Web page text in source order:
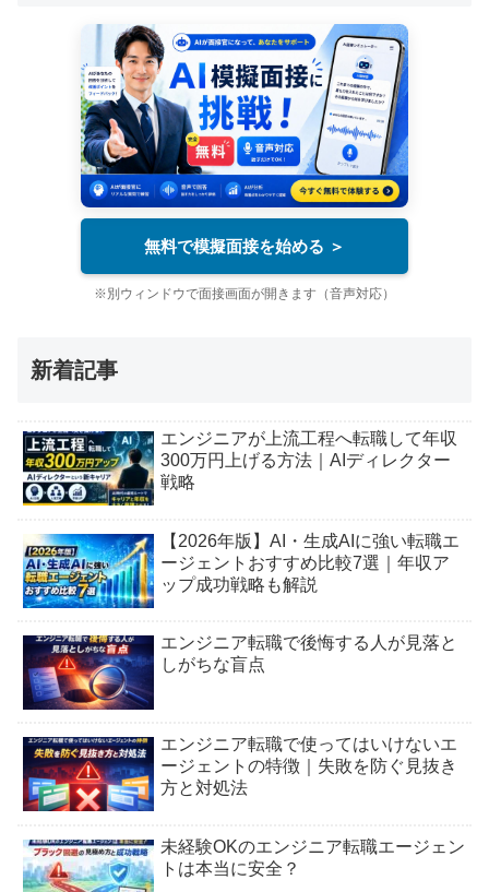
無料で模擬面接を始める ＞
※別ウィンドウで面接画面が開きます（音声対応）
新着記事
エンジニアが上流工程へ転職して年収
300万円上げる方法｜AIディレクター
戦略
【2026年版】AI・生成AIに強い転職エ
ージェントおすすめ比較7選｜年収ア
ップ成功戦略も解説
エンジニア転職で後悔する人が見落と
しがちな盲点
エンジニア転職で使ってはいけないエ
ージェントの特徴｜失敗を防ぐ見抜き
方と対処法
未経験OKのエンジニア転職エージェン
トは本当に安全？